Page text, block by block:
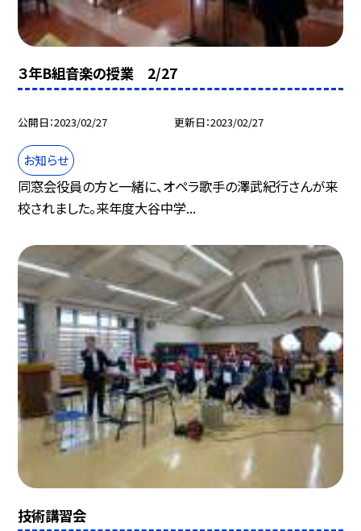
３年B組音楽の授業 2/27
公開日 2023/02/27 更新日 2023/02/27
お知らせ
同窓会役員の方と一緒に、オペラ歌手の澤武紀行さんが来
校されました。来年度大谷中学...
技術講習会